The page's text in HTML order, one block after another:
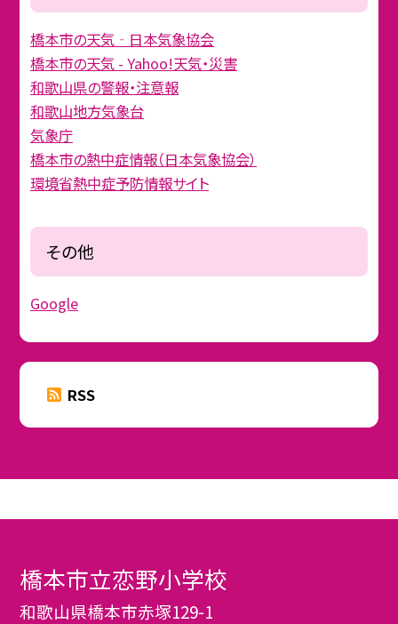
橋本市の天気‐日本気象協会
橋本市の天気 - Yahoo!天気・災害
和歌山県の警報・注意報
和歌山地方気象台
気象庁
橋本市の熱中症情報（日本気象協会）
環境省熱中症予防情報サイト
その他
Google
RSS
橋本市立恋野小学校
和歌山県橋本市赤塚129-1